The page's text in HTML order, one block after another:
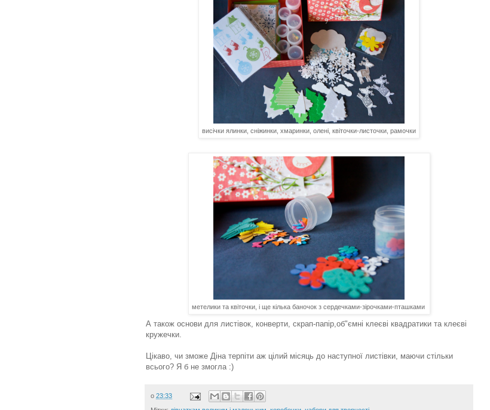
висічки ялинки, сніжинки, хмаринки, олені, квіточки-листочки, рамочки
метелики та квіточки, і ще кілька баночок з сердечками-зірочками-пташками
А також основи для листівок, конверти, скрап-папір,об"ємні клеєві квадратики та клеєві
кружечки.
Цікаво, чи зможе Діна терпіти аж цілий місяць до наступної листівки, маючи стільки
всього? Я б не змогла :)
о 23:33